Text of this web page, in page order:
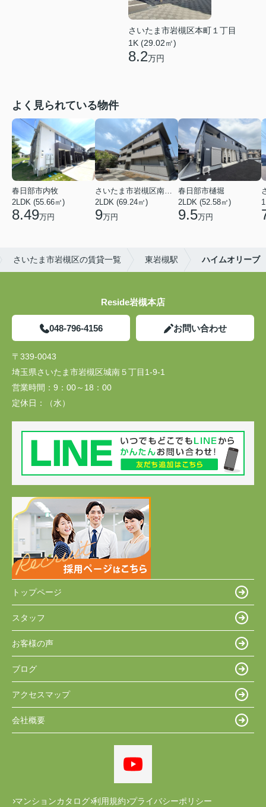
さいたま市岩槻区本町１丁目
1K (29.02㎡)
8.2万円
よく見られている物件
春日部市内牧
2LDK (55.66㎡)
8.49万円
2LDK (69.24㎡)
9万円
春日部市樋堀
2LDK (52.58㎡)
9.5万円
さいたま市岩槻区の賃貸一覧 東岩槻駅 ハイムオリーブ
Reside岩槻本店
048-796-4156 お問い合わせ
〒339-0043
埼玉県さいたま市岩槻区城南５丁目1-9-1
営業時間： 9：00～18：00
定休日：
（水）
トップページ
スタッフ
お客様の声
ブログ
アクセスマップ
会社概要
マンションカタログ 利用規約 プライバシーポリシー